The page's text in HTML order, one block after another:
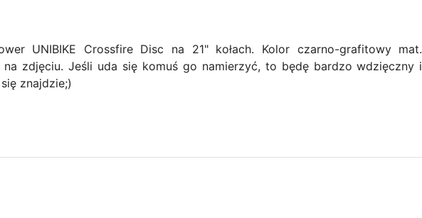
UNIBIKE Crossfire Disc na 21" kołach. Kolor czarno-grafitowy mat.
na zdjęciu. Jeśli uda się komuś go namierzyć, to będę bardzo wdzięczny i
znajdzie;)